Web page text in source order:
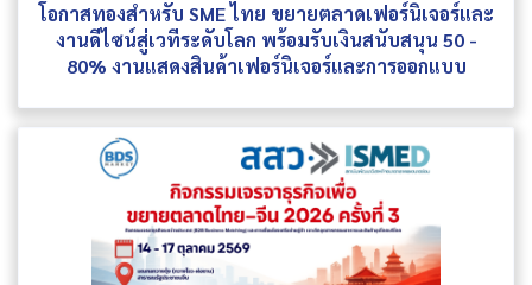
โอกาสทองสำหรับ SME ไทย ขยายตลาดเฟอร์นิเจอร์และ
งานดีไซน์สู่เวทีระดับโลก พร้อมรับเงินสนับสนุน 50 -
80% งานแสดงสินค้าเฟอร์นิเจอร์และการออกแบบ